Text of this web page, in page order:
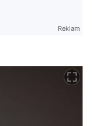
Reklam